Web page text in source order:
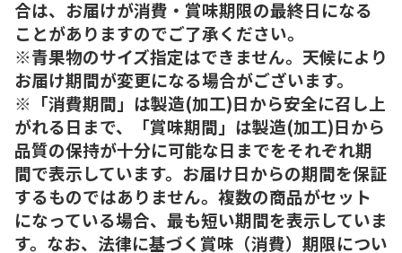
合は、お届けが消費・賞味期限の最終日になる
ことがありますのでご了承ください。
※青果物のサイズ指定はできません。天候により
お届け期間が変更になる場合がございます。
※「消費期間」は製造(加工)日から安全に召し上
がれる日まで、「賞味期間」は製造(加工)日から
品質の保持が十分に可能な日までをそれぞれ期
間で表示しています。お届け日からの期間を保証
するものではありません。複数の商品がセット
になっている場合、最も短い期間を表示していま
す。なお、法律に基づく賞味（消費）期限につい